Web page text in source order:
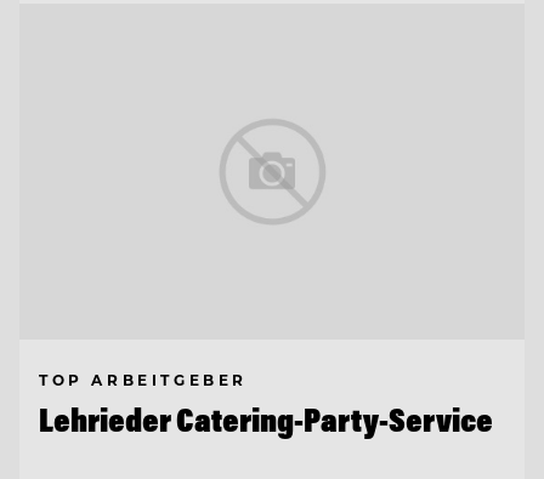
TOP ARBEITGEBER
Lehrieder Catering-Party-Service